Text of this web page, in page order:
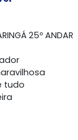
25º ANDAR
tudo